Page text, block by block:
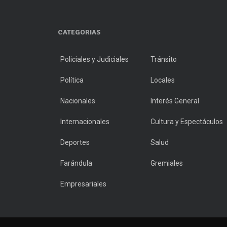
CATEGORIAS
Policiales y Judiciales Tránsito
Política Locales
Nacionales Interés General
Internacionales Cultura y Espectáculos
Deportes Salud
Farándula Gremiales
Empresariales